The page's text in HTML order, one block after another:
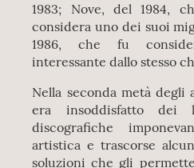
1983; Nove, del 1984,
considera uno dei suoi
1986, che fu
interessante dallo stesso
Nella seconda metà degli
era insoddisfatto
discografiche
artistica e trascorse
soluzioni che gli